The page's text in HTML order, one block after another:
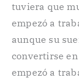
tuviera que
empezó a
aunque su
convertirse en
empezó a